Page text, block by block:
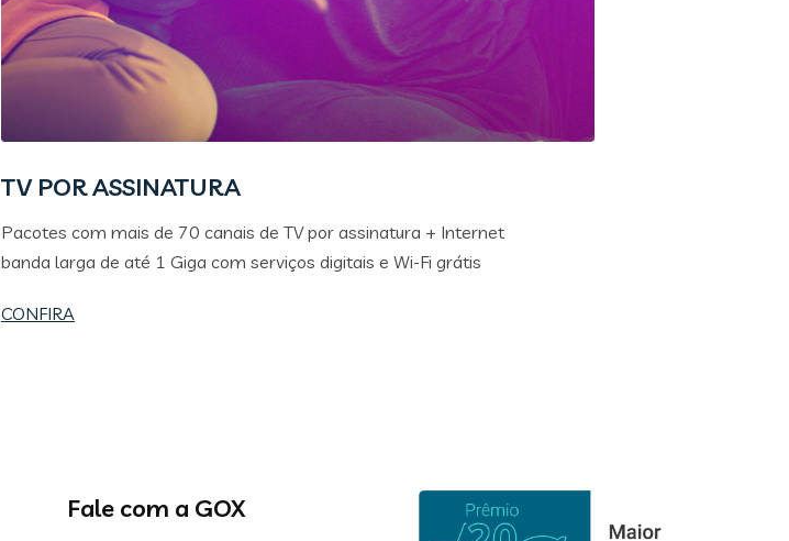
TV POR ASSINATURA
Pacotes com mais de 70 canais de TV por assinatura + Internet
banda larga de até 1 Giga com serviços digitais e Wi-Fi grátis
CONFIRA
Fale com a GOX